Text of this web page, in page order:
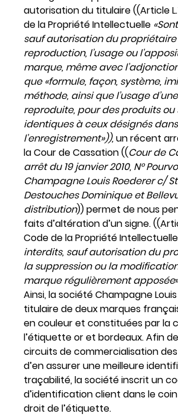
autorisation du titulaire ((Article
de la Propriété Intellectuelle
sauf autorisation du
reproduction, l’usage ou
marque, même avec
que «formule, façon, système,
méthode, ainsi que l’usage
reproduite, pour des produits ou
identiques à ceux désignés dans
l’enregistrement»)),un récent
la Cour de Cassation ((Cour de
arrêt du 19 janvier 2010, N°
Champagne Louis Roederer c/
Destouches Dominique et
distribution)) permet de nous
faits d’altération d’un signe.
Code de la Propriété Intellectuelle
interdits, sauf autorisation du
la suppression ou la
marque régulièrement apposée
Ainsi, la société Champagne
titulaire de deux marques
en couleur et constituées par la
l’étiquette or et bordeaux. Afin
circuits de commercialisation
d’en assurer une meilleure
traçabilité, la société inscrit un
d’identification client dans le
droit de l’étiquette.